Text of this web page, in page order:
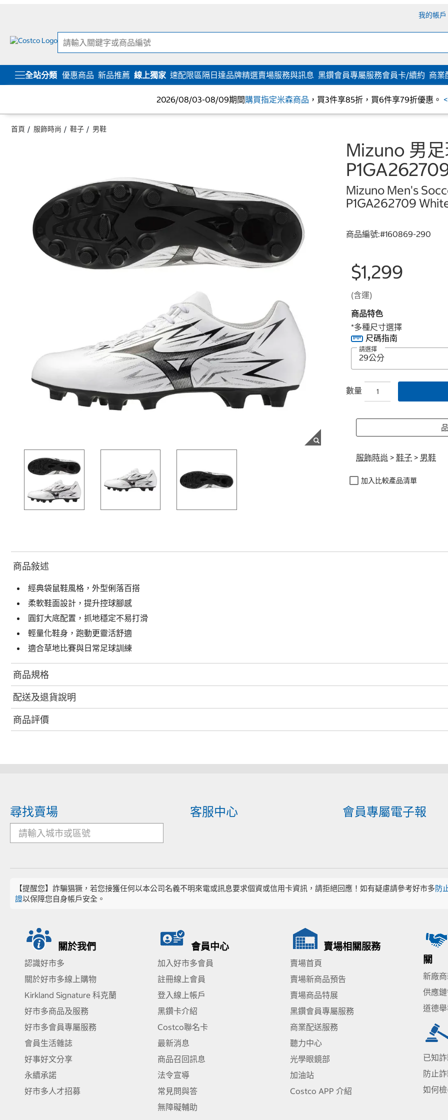
我的帳戶
全站分類 優惠商品 新品推薦 線上獨家 速配限區隔日達品牌精選賣場服務與訊息 黑鑽會員專屬服務會員卡/續約 商業
2026/08/03-08/09期間購買指定米森商品 ，買3件享85折，買6件享79折優惠。
首頁 服飾時尚 鞋子 男鞋
Mizuno 男
Mizuno Men's
P1GA262709
商品編號:#160869-290
$1,299
(含運)
商品特色
*多種尺寸選擇
尺碼指南
請選擇
數量
服飾時尚 > 鞋子 > 男鞋
加入比較產品清單
商品敍述
經典袋鼠鞋風格，外型俐落百搭
柔軟鞋面設計，提升控球腳感
圓釘大底配置，抓地穩定不易打滑
輕量化鞋身，跑動更靈活舒適
適合草地比賽與日常足球訓練
商品規格
配送及退貨說明
商品評價
尋找賣場 客服中心 會員專屬電子報
【提醒您】詐騙猖獗，若您接獲任何以本公司名義不明來電或訊息要求個資或信用卡資訊，請拒絕回應！如有疑慮請參考好市多防
證以保障您自身帳戶安全。
關於我們
認識好市多
關於好市多線上購物
Kirkland Signature 科克蘭
好市多商品及服務
好市多會員專屬服務
會員生活雜誌
好事好文分享
永續承諾
好市多人才招募
會員中心
加入好市多會員
註冊線上會員
登入線上帳戶
黑鑽卡介紹
Costco聯名卡
最新消息
商品召回訊息
法令宣導
常見問與答
無障礙輔助
賣場相關服務
賣場首頁
賣場新商品預告
賣場商品特展
黑鑽會員專屬服務
商業配送服務
聽力中心
光學眼鏡部
加油站
Costco APP 介紹
關
新廠
供應
道德
已知
防止
如何